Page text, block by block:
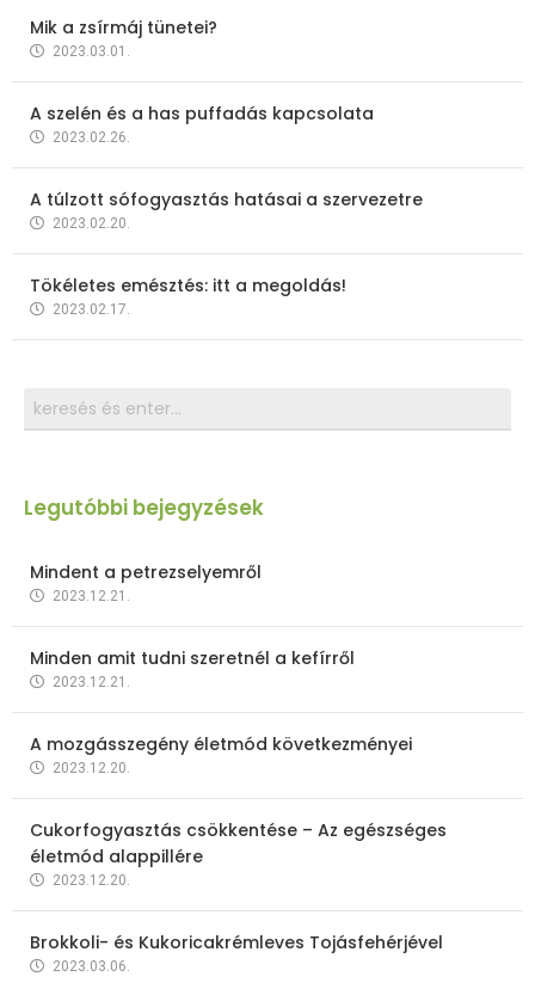
Mik a zsírmáj tünetei?
2023.03.01.
A szelén és a has puffadás kapcsolata
2023.02.26.
A túlzott sófogyasztás hatásai a szervezetre
2023.02.20.
Tökéletes emésztés: itt a megoldás!
2023.02.17.
Legutóbbi bejegyzések
Mindent a petrezselyemről
2023.12.21.
Minden amit tudni szeretnél a kefírről
2023.12.21.
A mozgásszegény életmód következményei
2023.12.20.
Cukorfogyasztás csökkentése – Az egészséges
életmód alappillére
2023.12.20.
Brokkoli- és Kukoricakrémleves Tojásfehérjével
2023.03.06.